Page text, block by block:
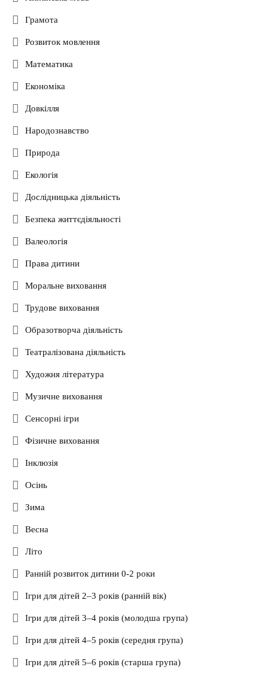
Грамота
Розвиток мовлення
Математика
Економіка
Довкілля
Народознавство
Природа
Екологія
Дослідницька діяльність
Безпека життєдіяльності
Валеологія
Права дитини
Моральне виховання
Трудове виховання
Образотворча діяльність
Театралізована діяльність
Художня література
Музичне виховання
Сенсорні ігри
Фізичне виховання
Інклюзія
Осінь
Зима
Весна
Літо
Ранній розвиток дитини 0-2 роки
Ігри для дітей 2–3 років (ранній вік)
Ігри для дітей 3–4 років (молодша група)
Ігри для дітей 4–5 років (середня група)
Ігри для дітей 5–6 років (старша група)